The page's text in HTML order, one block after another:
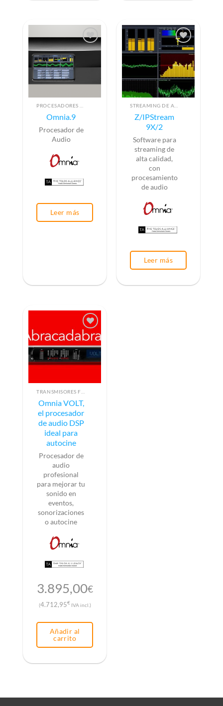
Omnia.9
Procesador de
Audio
Leer más
Z/IPStream
9X/2
Software para
streaming de
alta calidad,
con
procesamiento
de audio
Leer más
Omnia VOLT,
el procesador
de audio DSP
ideal para
autocine
Procesador de
audio
profesional
para mejorar tu
sonido en
eventos,
sonorizaciones
o autocine
3.895,00€
(4.712,95€IVA incl.)
Añadir al
carrito